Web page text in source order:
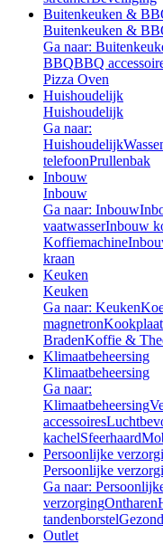
Buitenkeuken &
Buitenkeuken &
Ga naar:
BBQBBQ
Pizza Oven
Huishoudelijk
Huishoudelijk
Ga naar:
Huishoudelijk
telefoonPrullenbak
Inbouw
Inbouw
Ga naar: Inbouw
vaatwasserInbouw
Koffiemachine
kraan
Keuken
Keuken
Ga naar: Keuken
magnetronKookplaat
BradenKoffie &
Klimaatbeheersing
Klimaatbeheersing
Ga naar:
Klimaatbeheersing
accessoires
kachelSfeerhaard
Persoonlijke
Persoonlijke
Ga naar:
verzorgingOntharen
tandenborstel
Outlet